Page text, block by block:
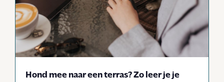
Hond mee naar een terras? Zo leer je je